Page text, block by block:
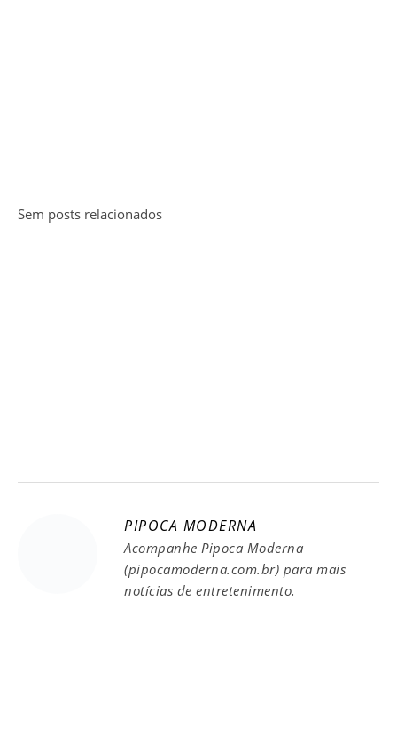
Sem posts relacionados
PIPOCA MODERNA
Acompanhe Pipoca Moderna
(pipocamoderna.com.br) para mais
notícias de entretenimento.